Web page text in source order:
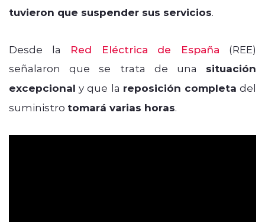
tuvieron que suspender sus servicios.
Desde la Red Eléctrica de España (REE)
señalaron que se trata de una situación
excepcional y que la reposición completa del
suministro tomará varias horas.